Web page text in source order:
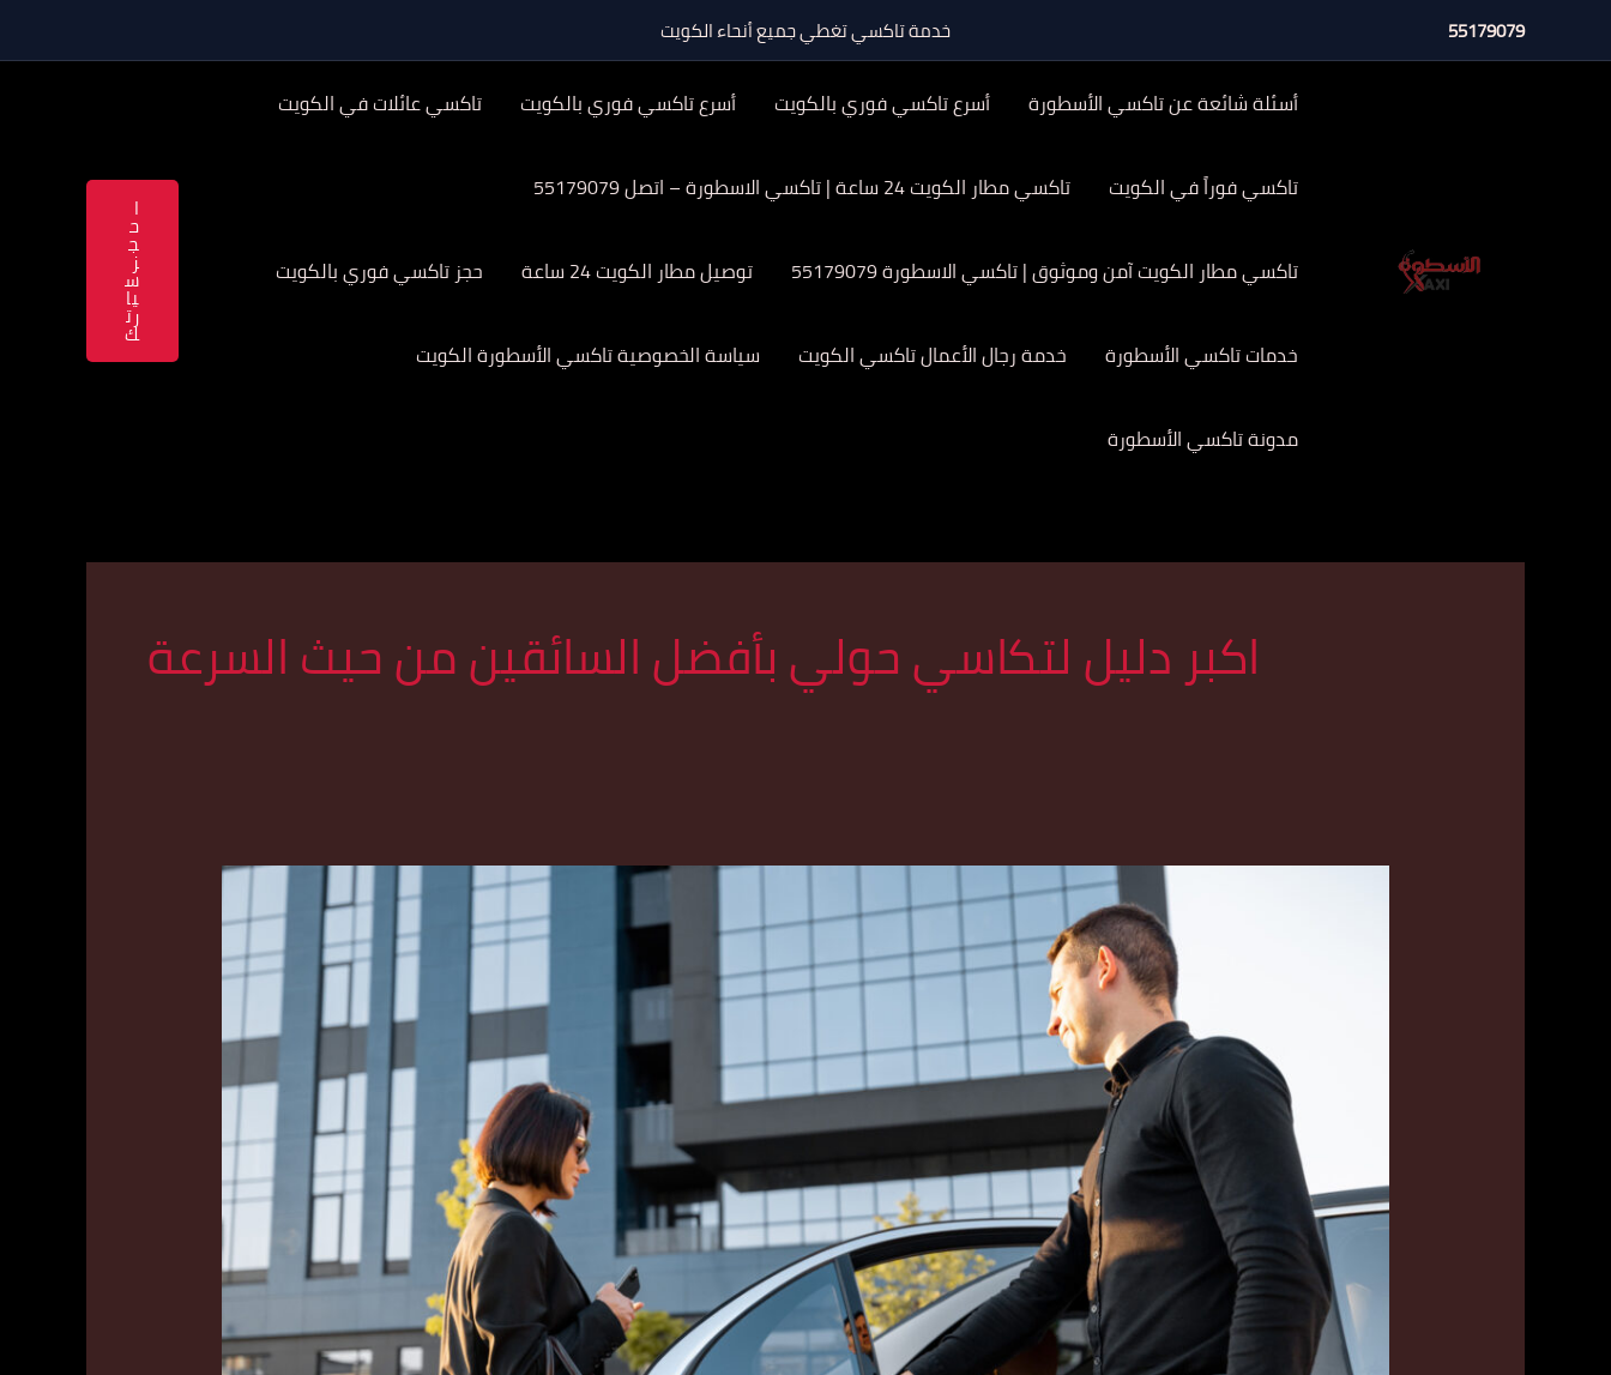
إلى
55179079 خدمة تاكسي تغطي جميع أنحاء الكويت
أسئلة شائعة عن تاكسي الأسطورة أسرع تاكسي فوري بالكويت أسرع تاكسي فوري بالكويت تاكسي عائلات في الكويت
تاكسي فوراً في الكويت تاكسي مطار الكويت 24 ساعة | تاكسي الاسطورة – اتصل 55179079
تاكسي مطار الكويت آمن وموثوق | تاكسي الاسطورة 55179079 توصيل مطار الكويت 24 ساعة حجز تاكسي فوري بالكويت
خدمات تاكسي الأسطورة خدمة رجال الأعمال تاكسي الكويت سياسة الخصوصية تاكسي الأسطورة الكويت
مدونة تاكسي الأسطورة
ا
ح
ج
ز
س
يا
رت
ك
اكبر دليل لتكاسي حولي بأفضل السائقين من حيث السرعة